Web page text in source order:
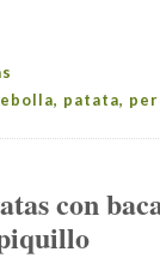
, patata,
con